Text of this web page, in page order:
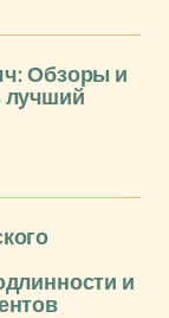
Обзоры и
лучший
и